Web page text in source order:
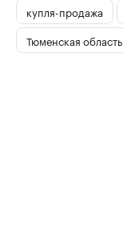
купля-продажа
Тюменская область